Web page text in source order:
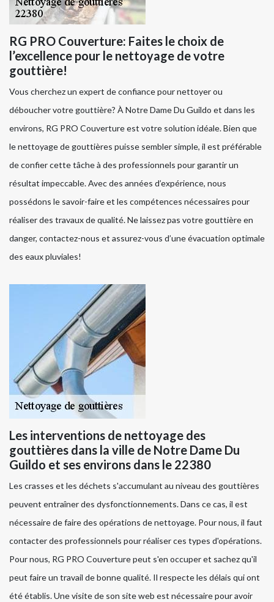
RG PRO Couverture: Faites le choix de
l’excellence pour le nettoyage de votre
gouttière!
Vous cherchez un expert de confiance pour nettoyer ou
déboucher votre gouttière? À Notre Dame Du Guildo et dans les
environs, RG PRO Couverture est votre solution idéale. Bien que
le nettoyage de gouttières puisse sembler simple, il est préférable
de confier cette tâche à des professionnels pour garantir un
résultat impeccable. Avec des années d’expérience, nous
possédons le savoir-faire et les compétences nécessaires pour
réaliser des travaux de qualité. Ne laissez pas votre gouttière en
danger, contactez-nous et assurez-vous d’une évacuation optimale
des eaux pluviales!
Les interventions de nettoyage des
gouttières dans la ville de Notre Dame Du
Guildo et ses environs dans le 22380
Les crasses et les déchets s'accumulant au niveau des gouttières
peuvent entraîner des dysfonctionnements. Dans ce cas, il est
nécessaire de faire des opérations de nettoyage. Pour nous, il faut
contacter des professionnels pour réaliser ces types d'opérations.
Pour nous, RG PRO Couverture peut s'en occuper et sachez qu'il
peut faire un travail de bonne qualité. Il respecte les délais qui ont
été établis. Une visite de son site web est nécessaire pour avoir